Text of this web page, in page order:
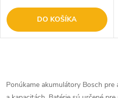
DO KOŠÍKA
v
Ponúkame akumulátory Bosch